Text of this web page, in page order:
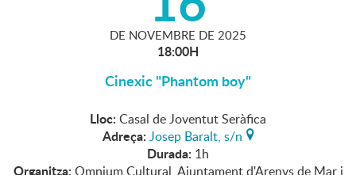
DE NOVEMBRE DE 2025
18:00H
Cinexic "Phantom boy"
Lloc: Casal de Joventut Seràfica
Adreça: Josep Baralt, s/n
Durada: 1h
Organitza: Omnium Cultural, Ajuntament d'Arenys de Mar i